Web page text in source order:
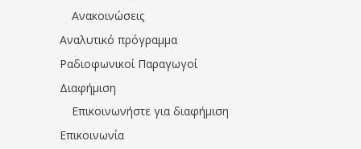
Ανακοινώσεις
Αναλυτικό πρόγραμμα
Ραδιοφωνικοί Παραγωγοί
Διαφήμιση
Επικοινωνήστε για διαφήμιση
Επικοινωνία